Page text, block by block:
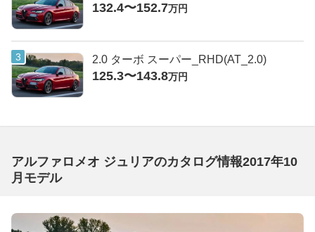
132.4〜152.7万円
2.0 ターボ スーパー_RHD(AT_2.0)
125.3〜143.8万円
アルファロメオ ジュリアのカタログ情報2017年10
月モデル